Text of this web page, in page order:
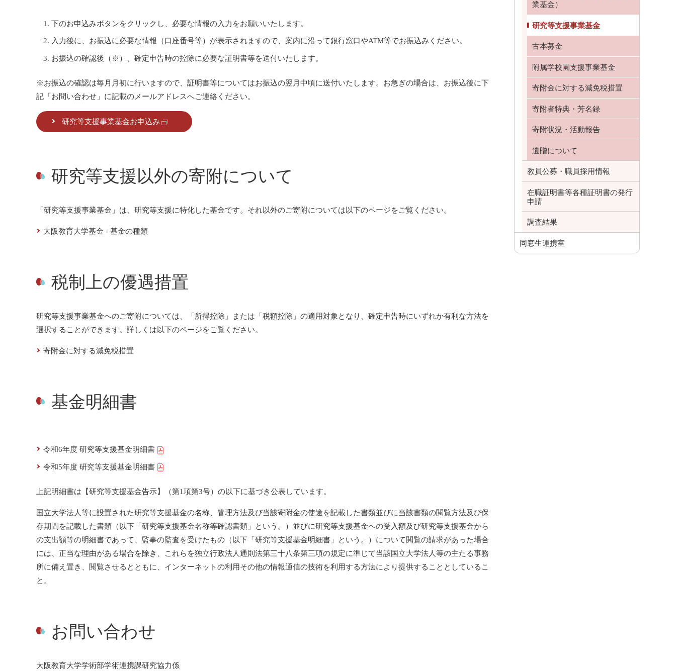
下のお申込みボタンをクリックし、必要な情報の入力をお願いいたします。
入力後に、お振込に必要な情報（口座番号等）が表示されますので、案内に沿って銀行窓口やATM等でお振込みください。
お振込の確認後（※）、確定申告時の控除に必要な証明書等を送付いたします。
※お振込の確認は毎月月初に行いますので、証明書等についてはお振込の翌月中頃に送付いたします。お急ぎの場合は、お振込後に下
記「お問い合わせ」に記載のメールアドレスへご連絡ください。
研究等支援事業基金お申込み
研究等支援以外の寄附について
「研究等支援事業基金」は、研究等支援に特化した基金です。それ以外のご寄附については以下のページをご覧ください。
大阪教育大学基金 - 基金の種類
税制上の優遇措置
研究等支援事業基金へのご寄附については、「所得控除」または「税額控除」の適用対象となり、確定申告時にいずれか有利な方法を
選択することができます。詳しくは以下のページをご覧ください。
寄附金に対する減免税措置
基金明細書
令和6年度 研究等支援基金明細書
令和5年度 研究等支援基金明細書
上記明細書は【研究等支援基金告示】（第1項第3号）の以下に基づき公表しています。
国立大学法人等に設置された研究等支援基金の名称、管理方法及び当該寄附金の使途を記載した書類並びに当該書類の閲覧方法及び保
存期間を記載した書類（以下「研究等支援基金名称等確認書類」という。）並びに研究等支援基金への受入額及び研究等支援基金から
の支出額等の明細書であって、監事の監査を受けたもの（以下「研究等支援基金明細書」という。）について閲覧の請求があった場合
には、正当な理由がある場合を除き、これらを独立行政法人通則法第三十八条第三項の規定に準じて当該国立大学法人等の主たる事務
所に備え置き、閲覧させるとともに、インターネットの利用その他の情報通信の技術を利用する方法により提供することとしているこ
と。
お問い合わせ
大阪教育大学学術部学術連携課研究協力係
業基金）
研究等支援事業基金
古本募金
附属学校園支援事業基金
寄附金に対する減免税措置
寄附者特典・芳名録
寄附状況・活動報告
遺贈について
教員公募・職員採用情報
在職証明書等各種証明書の発行
申請
調査結果
同窓生連携室